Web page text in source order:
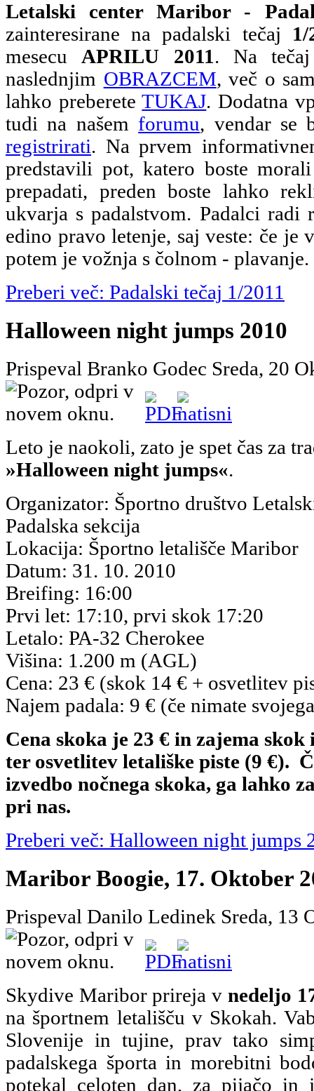
Letalski center Maribor -
zainteresirane na padalski tečaj 1/
mesecuAPRILU 2011. Na
naslednjim OBRAZCEM, več o
lahko prebereteTUKAJ. Dodatna
tudi na našem forumu, vendar se
registrirati. Na prvem
predstavili pot, katero boste
prepadati, preden boste lahko
ukvarja s padalstvom. Padalci radi
edino pravo letenje, saj veste: če je
potem je vožnja s čolnom - plavanje.
Preberi več: Padalski tečaj 1/2011
Halloween night jumps 2010
Prispeval Branko Godec Sreda, 20
Leto je naokoli, zato je spet čas za
»Halloween night jumps«.
Organizator: Športno društvo
Padalska sekcija
Lokacija: Športno letališče Maribor
Datum: 31. 10. 2010
Breifing: 16:00
Prvi let: 17:10, prvi skok 17:20
Letalo: PA-32 Cherokee
Višina: 1.200 m (AGL)
Cena: 23 € (skok 14 € + osvetlitev
Najem padala: 9 € (če nimate
Cena skoka je 23 € in zajema skok
ter osvetlitev letališke piste (9 €).
izvedbo nočnega skoka, ga lahko
pri nas.
Preberi več: Halloween night jumps
Maribor Boogie, 17. Oktober
Prispeval Danilo Ledinek Sreda, 13
Skydive Maribor prireja v nedeljo
na športnem letališču v Skokah.
Slovenije in tujine, prav tako
padalskega športa in morebitni
potekal celoten dan, za pijačo in